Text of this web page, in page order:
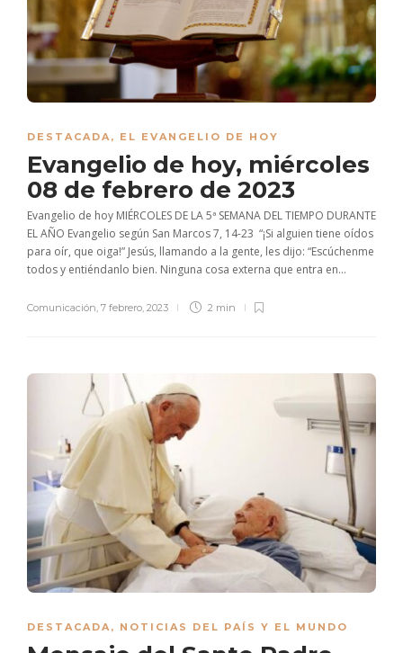
DESTACADA , EL EVANGELIO DE HOY
Evangelio de hoy, miércoles
08 de febrero de 2023
Evangelio de hoy MIÉRCOLES DE LA 5ª SEMANA DEL TIEMPO DURANTE
EL AÑO Evangelio según San Marcos 7, 14-23 “¡Si alguien tiene oídos
para oír, que oiga!” Jesús, llamando a la gente, les dijo: “Escúchenme
todos y entiéndanlo bien. Ninguna cosa externa que entra en...
Comunicación 7 febrero, 2023 2 min
DESTACADA, NOTICIAS DEL PAÍS Y EL MUNDO